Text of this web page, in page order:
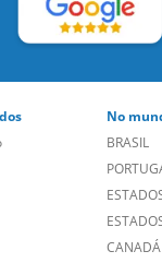
No
BRASIL